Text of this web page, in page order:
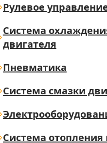
Рулевое
Система
двигателя
Пневматика
Система смазки
Система